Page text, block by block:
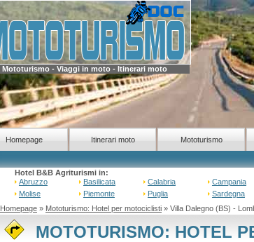
Mototurismo - Viaggi in moto - Itinerari moto
Homepage Itinerari moto Mototurismo
Hotel B&B Agriturismi in:
Abruzzo
Basilicata Calabria Campania
Molise
Piemonte Puglia Sardegna
Homepage» Mototurismo: Hotel per motociclisti» Villa Dalegno (BS) -
MOTOTURISMO: HOTEL